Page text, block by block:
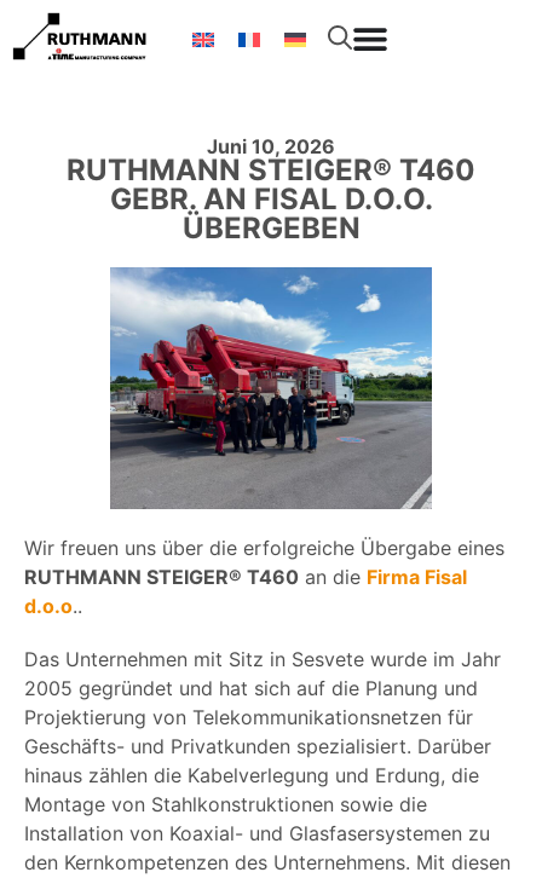
Juni 10, 2026
RUTHMANN STEIGER® T460
GEBR. AN FISAL D.O.O.
ÜBERGEBEN
Wir freuen uns über die erfolgreiche Übergabe eines
RUTHMANN STEIGER® T460 an die Firma Fisal
d.o.o..
Das Unternehmen mit Sitz in Sesvete wurde im Jahr
2005 gegründet und hat sich auf die Planung und
Projektierung von Telekommunikationsnetzen für
Geschäfts- und Privatkunden spezialisiert. Darüber
hinaus zählen die Kabelverlegung und Erdung, die
Montage von Stahlkonstruktionen sowie die
Installation von Koaxial- und Glasfasersystemen zu
den Kernkompetenzen des Unternehmens. Mit diesen